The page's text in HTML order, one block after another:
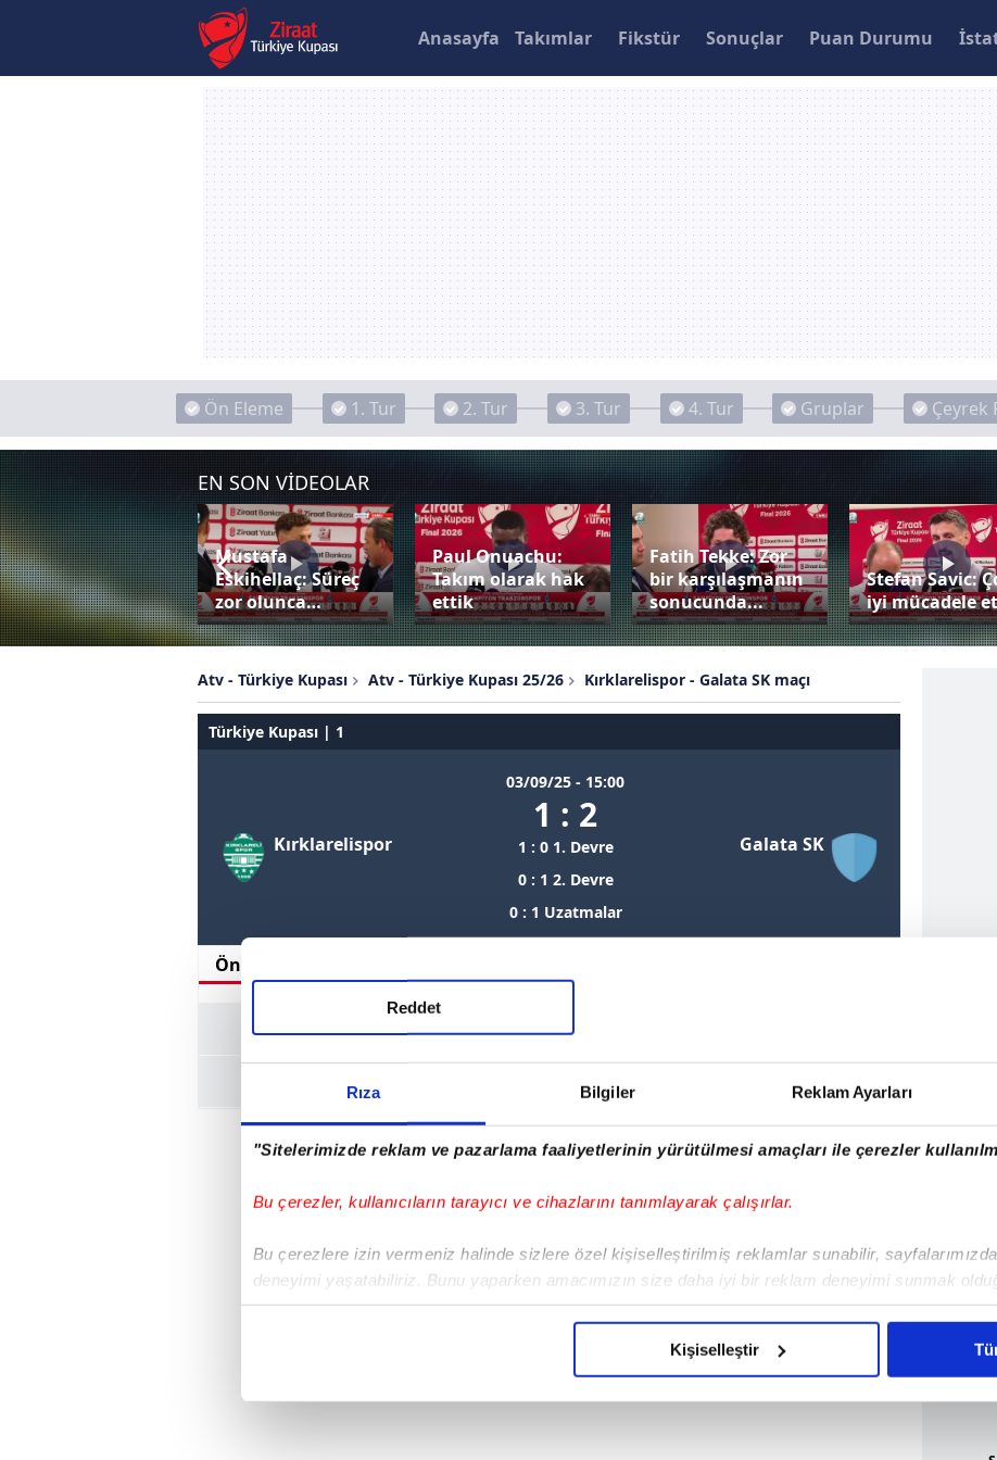
Rıza Bilgiler Reklam Ayarları
"Sitelerimizde reklam ve pazarlama faaliyetlerinin yürütülmesi amaçları ile çerezler
Bu çerezler, kullanıcıların tarayıcı ve cihazlarını tanımlayarak çalışırlar.
Bu çerezlere izin vermeniz halinde sizlere özel kişiselleştirilmiş reklamlar sunabilir,
deneyimi yaşatabiliriz. Bunu yaparken amacımızın size daha iyi bir reklam deneyimi sunmak
içerikleri sunabilmek adına elimizden gelen çabayı gösterdiğimizi ve bu noktada, reklamların
Sizlere daha iyi bir hizmet sunabilmek için İnternet Sitemizde kendimize ve üçüncü kişilere ait
Reddet
Kişiselleştir
Anasayfa Takımlar Fikstür Sonuçlar Puan Durumu
Ön Eleme 1. Tur 2. Tur 3. Tur 4. Tur Gruplar Çeyrek
EN SON VİDEOLAR
penaltıyı
Mustafa
Eskihellaç: Süreç
zor olunca…
Paul Onuachu:
Takım olarak hak
ettik
Fatih Tekke: Zor
bir karşılaşmanın
sonucunda...
Stefan Savic:
iyi mücadele
Atv - Türkiye Kupası Atv - Türkiye Kupası 25/26 Kırklarelispor - Galata SK maçı
Türkiye Kupası | 1
Kırklarelispor
03/09/25 - 15:00
1 : 2
1 : 0 1. Devre
0 : 1 2. Devre
0 : 1 Uzatmalar
Galata SK
Önemli Dakikalar
1: 2